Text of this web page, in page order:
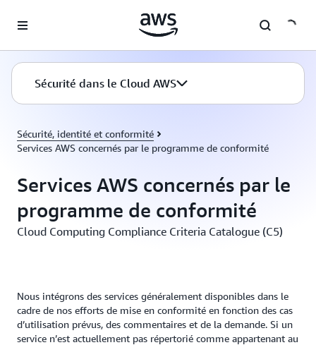
Sécurité dans le Cloud AWS
Sécurité, identité et conformité
Services AWS concernés par le programme de conformité
Services AWS concernés par le
programme de conformité
Cloud Computing Compliance Criteria Catalogue (C5)
Nous intégrons des services généralement disponibles dans le
cadre de nos efforts de mise en conformité en fonction des cas
d’utilisation prévus, des commentaires et de la demande. Si un
service n’est actuellement pas répertorié comme appartenant au